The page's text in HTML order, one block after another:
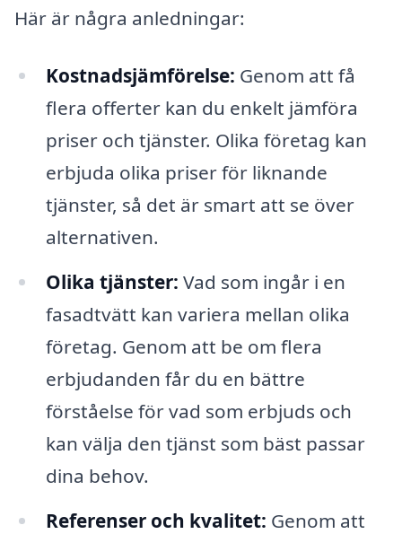
Här är några anledningar:
Kostnadsjämförelse: Genom att få
flera offerter kan du enkelt jämföra
priser och tjänster. Olika företag kan
erbjuda olika priser för liknande
tjänster, så det är smart att se över
alternativen.
Olika tjänster: Vad som ingår i en
fasadtvätt kan variera mellan olika
företag. Genom att be om flera
erbjudanden får du en bättre
förståelse för vad som erbjuds och
kan välja den tjänst som bäst passar
dina behov.
Referenser och kvalitet: Genom att